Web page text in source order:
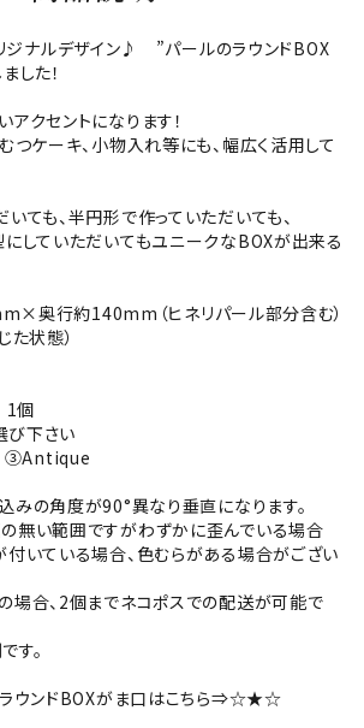
ナルデザイン♪ ”パールのラウンドBOX
した！
クセントになります！
つケーキ、小物入れ等にも、幅広く活用して
ても、半円形で作っていただいても、
にしていただいてもユニークなBOXが出来る
奥行約140mm（ヒネリパール部分含む）
状態）
個
び下さい
の角度が90°異なり垂直になります。
無い範囲ですがわずかに歪んでいる場合
付いている場合、色むらがある場合がござい
場合、2個までネコポスでの配送が可能で
す。
ウンドBOXがま口はこちら⇒☆★☆